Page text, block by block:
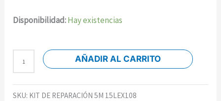
Disponibilidad:Hay existencias
AÑADIR AL CARRITO
SKU: KIT DE REPARACIÓN 5M 15LEX108